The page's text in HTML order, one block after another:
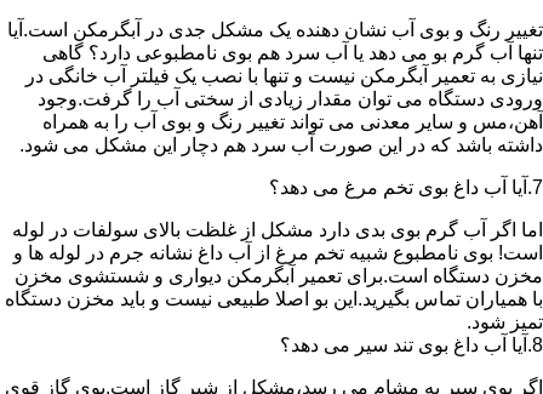
تغییر رنگ و بوی آب نشان دهنده یک مشکل جدی در آبگرمکن است.آیا
تنها آب گرم بو می دهد یا آب سرد هم بوی نامطبوعی دارد؟ گاهی
نیازی به تعمیر آبگرمکن نیست و تنها با نصب یک فیلتر آب خانگی در
ورودی دستگاه می توان مقدار زیادی از سختی آب را گرفت.وجود
آهن،مس و سایر معدنی می تواند تغییر رنگ و بوی آب را به همراه
داشته باشد که در این صورت آب سرد هم دچار این مشکل می شود.
7.آیا آب داغ بوی تخم مرغ می دهد؟
اما اگر آب گرم بوی بدی دارد مشکل از غلظت بالای سولفات در لوله
است! بوی نامطبوع شبیه تخم مرغ از آب داغ نشانه جرم در لوله ها و
مخزن دستگاه است.برای تعمیر آبگرمکن دیواری و شستشوی مخزن
با همیاران تماس بگیرید.این بو اصلا طبیعی نیست و باید مخزن دستگاه
تمیز شود.
8.آیا آب داغ بوی تند سیر می دهد؟
اگر بوی سیر به مشام می رسد،مشکل از شیر گاز است.بوی گاز قوی